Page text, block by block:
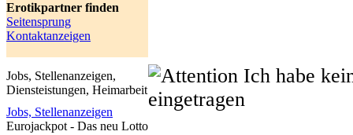
Erotikpartner finden
Seitensprung
Kontaktanzeigen
Jobs, Stellenanzeigen,
Diensteistungen, Heimarbeit
Jobs, Stellenanzeigen
Eurojackpot - Das neu Lotto
Ich habe
eingetragen